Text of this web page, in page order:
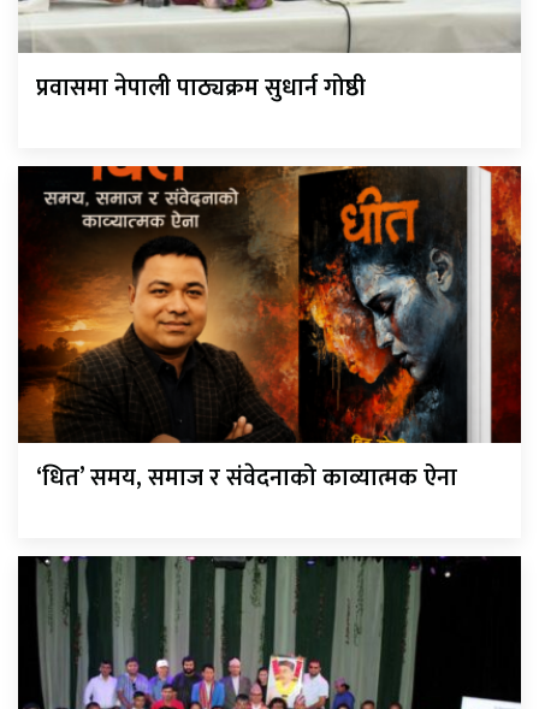
प्रवासमा नेपाली पाठ्यक्रम सुधार्न गोष्ठी
‘धित’ समय, समाज र संवेदनाको काव्यात्मक ऐना